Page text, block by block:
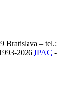
Bratislava – tel.:
2026 IPAC -